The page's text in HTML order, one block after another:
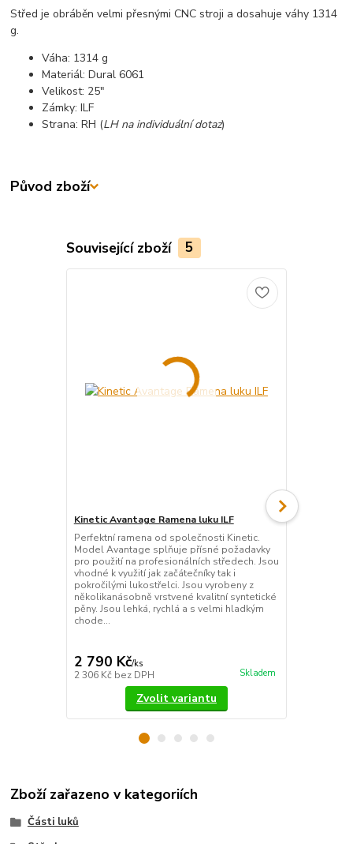
Střed je obráběn velmi přesnými CNC stroji a dosahuje váhy 1314
g.
Váha: 1314 g
Materiál: Dural 6061
Velikost: 25"
Zámky: ILF
Strana: RH (LH na individuální dotaz)
Původ zboží
Související zboží 5
Kinetic Avantage Ramena luku ILF
Perfektní ramena od společnosti Kinetic.
Model Avantage splňuje přísné požadavky
pro použití na profesionálních středech. Jsou
vhodné k využití jak začátečníky tak i
pokročilými lukostřelci. Jsou vyrobeny z
několikanásobně vrstvené kvalitní syntetické
pěny. Jsou lehká, rychlá a s velmi hladkým
chode...
2 790 Kč/ks
2 306 Kč bez DPH Skladem
Zvolit variantu
WNS
Zboží zařazeno v kategoriích
Části luků